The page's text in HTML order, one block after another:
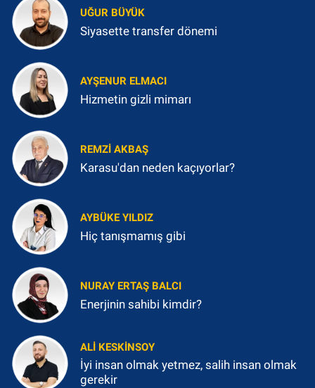
UĞUR BÜYÜK
Siyasette transfer dönemi
AYŞENUR ELMACI
Hizmetin gizli mimarı
REMZI AKBAŞ
Karasu'dan neden kaçıyorlar?
AYBÜKE YILDIZ
Hiç tanışmamış gibi
NURAY ERTAŞ BALCI
Enerjinin sahibi kimdir?
ALI KESKINSOY
İyi insan olmak yetmez, salih insan olmak
gerekir